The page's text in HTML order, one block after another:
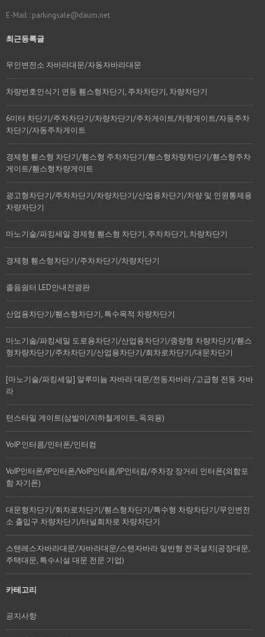
E-Mail : parkingsale@daum.net
최근등록글
무인변전소 자바라대문/자동자바라대문
차량번호인식기 연동 휀스형차단기, 주차차단기, 차량차단기
6미터 차단기/주차차단기/차량차단기/주차게이트/차량게이트/자동주차
차단기/자동주차게이트
경제형 휀스형 차단기/휀스형 주차차단기/휀스형차량차단기/휀스형주차
게이트/휀스형차량게이트
광고형차단기/주차차단기/차량차단기/산업용차단기/차량 및 인원통제용
차량차단기
마노기술/파킹세일 경제형 휀스형 차단기, 주차차단기, 차량차단기
경제형 휀스형차단기/주차차단기/차량차단기
졸음쉼터 LED안내전광판
산업용차단기/휀스형차단기, 특수목적 차량차단기
마노기술/파킹세일 도로용차단기/산업용차단기/중량형 차량차단기/휀스
형차량차단기/주차차단기/산업용차단기/회차로차단기/대문차단기
[마노기술/파킹세일] 알루미늄 자바라 대문/전동자바라 /고급형 전동 자바
라
턴스타일 게이트(삼발이/지하철게이트, 옥외용)
VoIP 인터콤/인터폰/인터컴
VoIP인터폰/IP인터폰/VoIP인터콤/IP인터컴/주차장 장거리 인터폰(외함포
함 자기폰)
대문형차단기/회차로차단기/휀스형차단기/특수형 차량차단기/무인변전
소 출입구 차량차단기/터널회차로 차량차단기
스텐레스자바라대문/자바라대문/스텐자바라 일반형 전국설치(공장대문,
주택대문, 특수시설 대문 전문 기업)
카테고리
공지사항